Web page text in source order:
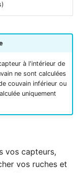
à l'intérieur de
ne sont calculées
couvain inférieur ou
uniquement
vos capteurs,
vos ruches et